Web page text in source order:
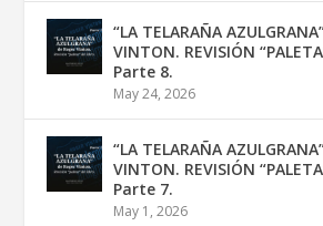
“LA TELARAÑA
VINTON. REVISIÓN
Parte 8.
May 24, 2026
“LA TELARAÑA
VINTON. REVISIÓN
Parte 7.
May 1, 2026